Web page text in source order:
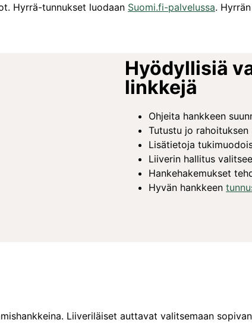
Hyrrä-tunnukset luodaan Suomi.fi-palvelussa.
Hyödyllisiä
linkkejä
Ohjeita hankkeen
Tutustu jo
Lisätietoja
Liiverin hallitus
Hankehakemukset
Hyvän hankkeen
Liiveriläiset auttavat valitsemaan